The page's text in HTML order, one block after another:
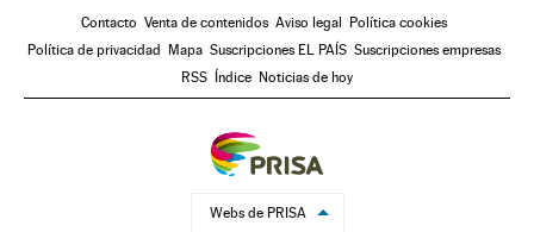
Contacto Venta de contenidos Aviso legal
Política cookies
Política de privacidad
Mapa Suscripciones EL PAÍS Suscripciones empresas
RSS
Índice Noticias de hoy
Webs de PRISA